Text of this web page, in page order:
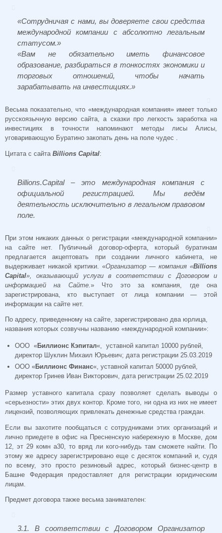
«Сотрудничая с нами, вы доверяете свои средства
международной компании с абсолютно легальным
статусом.»
«Вам не обязательно иметь финансовое
образование, разбираться в тонкостях экономики и
торговых отношений, чтобы начать
зарабатывать на инвестициях.»
Весьма показательно, что «международная компания» имеет только
русскоязычную версию сайта, а сказки про легкость заработка на
инвестициях в точности напоминают методы лисы Алисы,
уговаривающую Буратино закопать день на поле чудес .
Цитата с сайта Billions Capital:
Billions.Capital – это международная компания с
официальной регистрацией. Мы ведём
деятельность исключительно в легальном правовом
поле.
При этом никаких данных о регистрации «международной компании»
на сайте нет. Публичный договор-оферта, который буратинам
предлагается акцептовать при создании личного кабинета, не
выдерживает никакой критики. «Организатор — компания «Billions
Capital», оказывающий услуги в соответствии с Договором и
информацией на Сайте. » Что это за компания, где она
зарегистрирована, кто выступает от лица компании — этой
информации на сайте нет.
По адресу, приведенному на сайте, зарегистрировано два юрлица,
названия которых созвучны названию «международной компании»:
ООО «Биллионс Кэпитал«, уставной капитал 10000 рублей,
директор Шуклин Михаил Юрьевич; дата регистрации 25.03.2019
ООО «Биллионс Финанс«, уставной капитал 50000 рублей,
директор Гринев Иван Викторович, дата регистрации 25.02.2019
Размер уставного капитала сразу позволяет сделать выводы о
«серьезности» этих двух контор. Кроме того, ни одна из них не имеет
лицензий, позволяющих привлекать денежные средства граждан.
Если вы захотите пообщаться с сотрудниками этих организаций и
лично приедете в офис на Пресненскую набережную в Москве, дом
12, эт 29 комн а30, то вряд ли кого-нибудь там сможете найти. По
этому же адресу зарегистрировано еще с десяток компаний и, судя
по всему, это просто резиновый адрес, который бизнес-центр в
Башне Федерация предоставляет для регистрации юридическим
лицам.
Предмет договора также весьма занимателен:
3.1. В соответствии с Договором Организатор